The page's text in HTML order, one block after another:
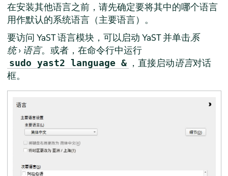
在安装其他语言之前，请先确定要将其中的哪个语言
用作默认的系统语言（主要语言）。
要访问 YaST 语言模块，可以启动 YaST 并单击系
统› 语言。或者，在命令行中运行
sudo yast2 language & ，直接启动语言对话
框。